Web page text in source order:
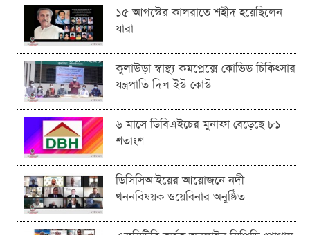
১৫ আগস্টের কালরাতে শহীদ হয়েছিলেন
যারা
কুলাউড়া স্বাস্থ্য কমপ্লেক্সে কোভিড চিকিৎসার
যন্ত্রপাতি দিল ইস্ট কোস্ট
৬ মাসে ডিবিএইচের মুনাফা বেড়েছে ৮১
শতাংশ
ডিসিসিআইয়ের আয়োজনে নদী
খননবিষয়ক ওয়েবিনার অনুষ্ঠিত